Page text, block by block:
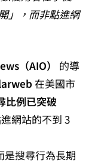
」，而非點進網
（AIO）
的導
在美國市
比例已突破
網站的不到 3
是搜尋行為長期